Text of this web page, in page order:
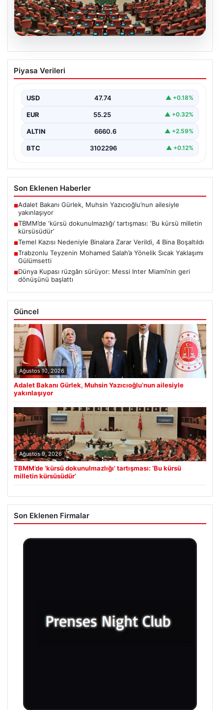
TBMM’de ‘kürsü dokunulmazlığı’
tartışması: ‘Bu kürsü milletin
{“title”: “TBMM’de ‘Kürsü Dokunulmazlığı’ Tartışması: ‘Bu
Millet…
Piyasa Verileri
USD 47.74 ▲ +0.18%
EUR 55.25 ▲ +0.32%
ALTIN 6660.6 ▲ +2.59%
BTC 3102296 ▲ +0.12%
Son Eklenen Haberler
■Adalet Bakanı Gürlek, Muhsin Yazıcıoğlu’nun ailesiyle
yakınlaşıyor
■TBMM’de ‘kürsü dokunulmazlığı’ tartışması: ‘Bu kürsü milletin
kürsüsüdür’
■Temel Kazısı Nedeniyle Binalara Zarar Verildi, 4 Bina Boşaltıldı
■Trabzonlu Teyzenin Mohamed Salah’a Yönelik Sıcak Yaklaşımı
Gülümsetti
■Dünya Kupası rüzgârı sürüyor: Messi Inter Miami’nin geri
dönüşünü başlattı
Güncel
Ağustos 10, 2026
Adalet Bakanı Gürlek, Muhsin Yazıcıoğlu’nun ailesiyle
yakınlaşıyor
Ağustos 9, 2026
TBMM’de ‘kürsü dokunulmazlığı’ tartışması: ‘Bu kürsü
milletin kürsüsüdür’
Son Eklenen Firmalar